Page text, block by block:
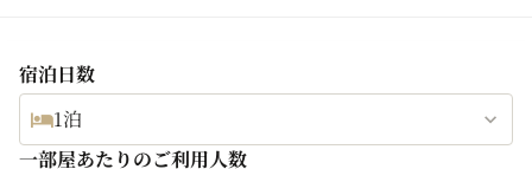
宿泊日数
1泊
一部屋あたりのご利用人数